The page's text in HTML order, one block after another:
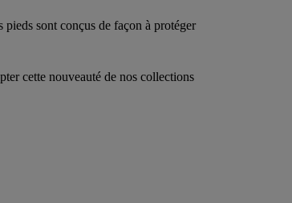
pieds sont conçus de façon à protéger
cette nouveauté de nos collections